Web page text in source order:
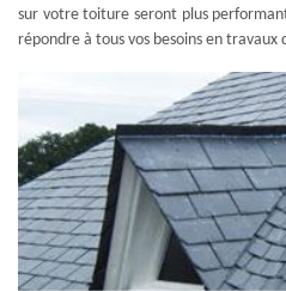
sur votre toiture seront plus
répondre à tous vos besoins en travaux